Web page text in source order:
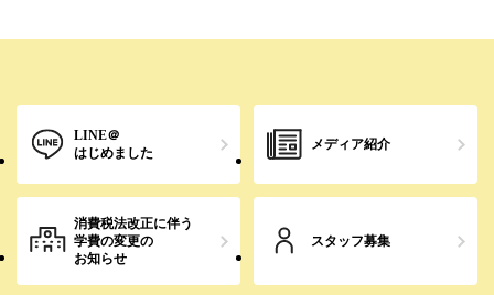
LINE＠
はじめました
メディア紹介
消費税法改正に伴う
学費の変更の
お知らせ
スタッフ募集